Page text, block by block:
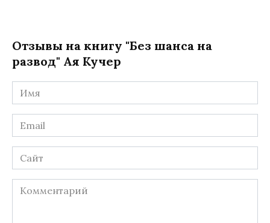
Отзывы на книгу "Без шанса на
развод" Ая Кучер
Имя
*
Email
*
Сайт
Комментарий